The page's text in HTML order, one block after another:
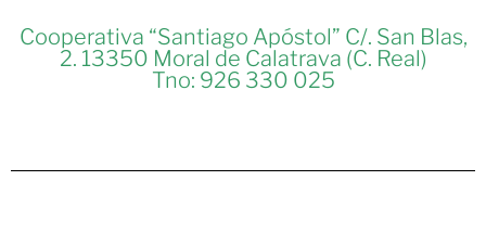
Cooperativa “Santiago Apóstol” C/. San Blas,
2. 13350 Moral de Calatrava (C. Real)
Tno: 926 330 025